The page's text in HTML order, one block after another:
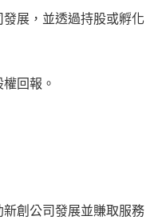
展，並透過持股或孵化
回報。
創公司發展並賺取服務